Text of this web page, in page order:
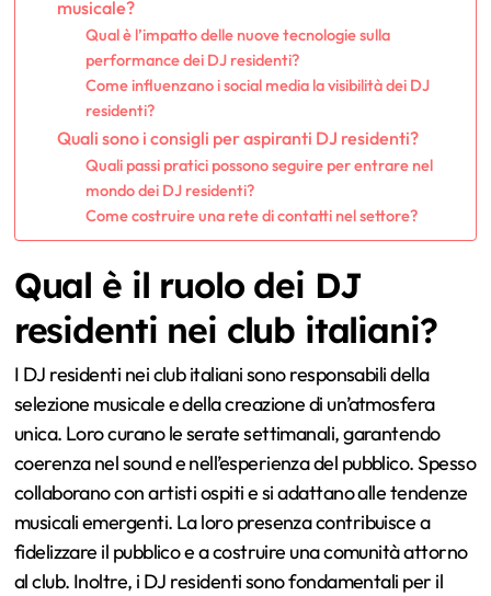
musicale?
Qual è l’impatto delle nuove tecnologie sulla
performance dei DJ residenti?
Come influenzano i social media la visibilità dei DJ
residenti?
Quali sono i consigli per aspiranti DJ residenti?
Quali passi pratici possono seguire per entrare nel
mondo dei DJ residenti?
Come costruire una rete di contatti nel settore?
Qual è il ruolo dei DJ
residenti nei club italiani?
I DJ residenti nei club italiani sono responsabili della
selezione musicale e della creazione di un’atmosfera
unica. Loro curano le serate settimanali, garantendo
coerenza nel sound e nell’esperienza del pubblico. Spesso
collaborano con artisti ospiti e si adattano alle tendenze
musicali emergenti. La loro presenza contribuisce a
fidelizzare il pubblico e a costruire una comunità attorno
al club. Inoltre, i DJ residenti sono fondamentali per il